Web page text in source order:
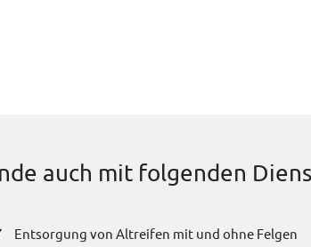
auch mit folgenden
Entsorgung von Altreifen mit und ohne Felgen